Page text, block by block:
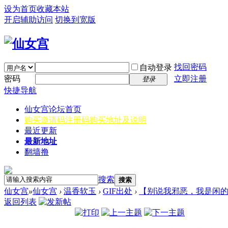
设为首页收藏本站
开启辅助访问 切换到宽版
自动登录 找回密码
密码
登录
立即注册
快捷导航
仙女宫论坛首页
购买邀请码注册码购买地址及说明
最近更新
最新地址
翻墙撸
搜索 搜索
仙女宫»仙女宫 › 温香软玉 › GIF出处 ›
【别说我邪恶，我是闲
返回列表